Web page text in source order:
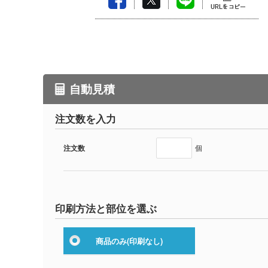
自動見積
注文数を入力
注文数 個
印刷方法と部位を選ぶ
商品のみ(印刷なし)